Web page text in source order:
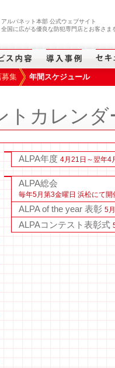
アルパネット本部 公式ウェブサイト
全国に広がる優良な防犯専門店とお客さ
募集
年間スケジュール
トカレンダ
ALPA年度4月21日～翌年4
ALPA総会
毎年5月第3金曜日 浜松にて開
ALPA of the year 表彰5
ALPAコンテスト表彰式